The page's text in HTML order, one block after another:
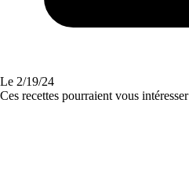
Le 2/19/24
Ces recettes pourraient vous intéresser